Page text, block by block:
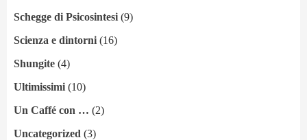
Schegge di Psicosintesi (9)
Scienza e dintorni (16)
Shungite (4)
Ultimissimi (10)
Un Caffé con … (2)
Uncategorized (3)